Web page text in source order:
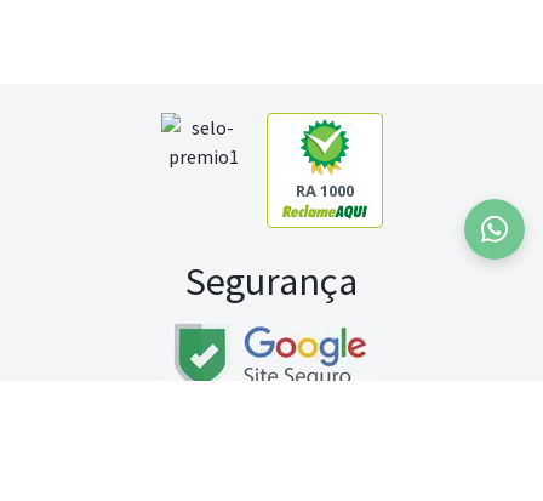
RA 1000
Segurança